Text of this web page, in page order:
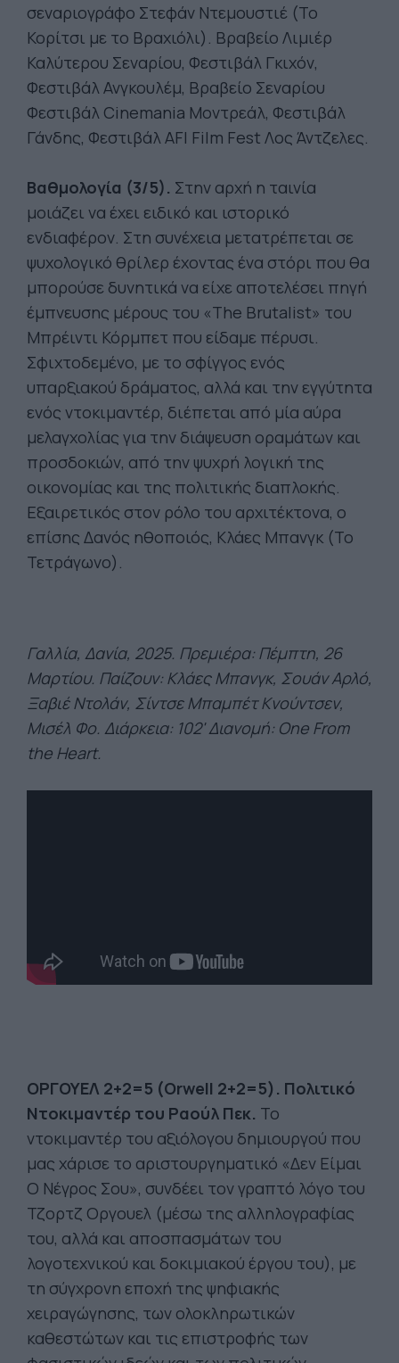
σεναριογράφο Στεφάν Ντεμουστιέ (Το
Κορίτσι με το Βραχιόλι). Βραβείο Λιμιέρ
Καλύτερου Σεναρίου, Φεστιβάλ Γκιχόν,
Φεστιβάλ Ανγκουλέμ, Βραβείο Σεναρίου
Φεστιβάλ Cinemania Μοντρεάλ, Φεστιβάλ
Γάνδης, Φεστιβάλ AFI Film Fest Λος Άντζελες.
Βαθμολογία (3/5). Στην αρχή η ταινία
μοιάζει να έχει ειδικό και ιστορικό
ενδιαφέρον. Στη συνέχεια μετατρέπεται σε
ψυχολογικό θρίλερ έχοντας ένα στόρι που θα
μπορούσε δυνητικά να είχε αποτελέσει πηγή
έμπνευσης μέρους του «The Brutalist» του
Μπρέιντι Κόρμπετ που είδαμε πέρυσι.
Σφιχτοδεμένο, με το σφίγγος ενός
υπαρξιακού δράματος, αλλά και την εγγύτητα
ενός ντοκιμαντέρ, διέπεται από μία αύρα
μελαγχολίας για την διάψευση οραμάτων και
προσδοκιών, από την ψυχρή λογική της
οικονομίας και της πολιτικής διαπλοκής.
Εξαιρετικός στον ρόλο του αρχιτέκτονα, ο
επίσης Δανός ηθοποιός, Κλάες Μπανγκ (Το
Τετράγωνο).
Γαλλία, Δανία, 2025. Πρεμιέρα: Πέμπτη, 26
Μαρτίου. Παίζουν:Κλάες Μπανγκ, Σουάν Αρλό,
ΞαβιέΝτολάν, Σίντσε Μπαμπέτ Κνούντσεν,
Μισέλ Φο. Διάρκεια: 102'Διανομή: One From
the Heart.
ΟΡΓΟΥΕΛ 2+2=5 (Orwell 2+2=5). Πολιτικό
Ντοκιμαντέρ του Ραούλ Πεκ. Το
ντοκιμαντέρ του αξιόλογου δημιουργού που
μας χάρισε το αριστουργηματικό «Δεν Είμαι
Ο Νέγρος Σου», συνδέει τον γραπτό λόγο του
Τζορτζ Οργουελ (μέσω της αλληλογραφίας
του, αλλά και αποσπασμάτων του
λογοτεχνικού και δοκιμιακού έργου του), με
τη σύγχρονη εποχή της ψηφιακής
χειραγώγησης, των ολοκληρωτικών
καθεστώτων και τις επιστροφής των